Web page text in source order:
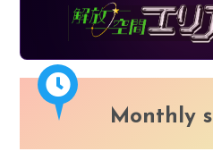
Monthly